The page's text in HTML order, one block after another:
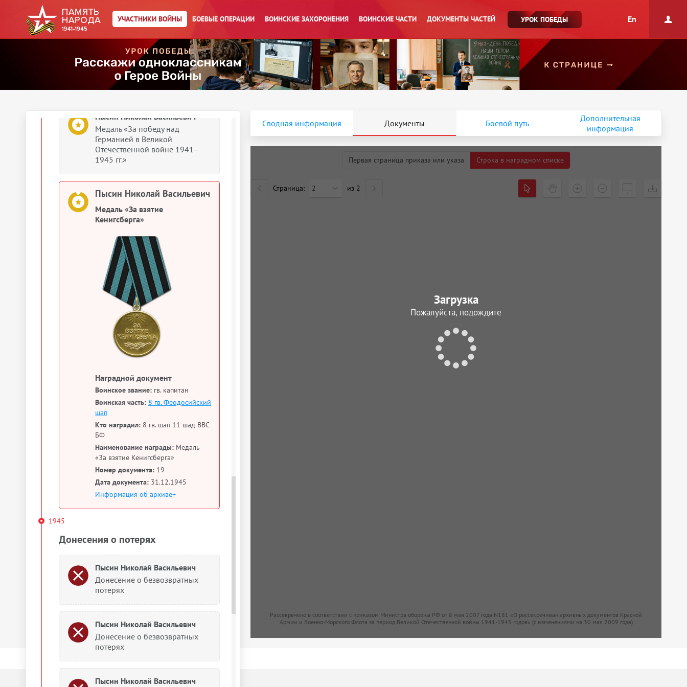
УЧАСТНИКИ ВОЙНЫ БОЕВЫЕ ОПЕРАЦИИ ВОИНСКИЕ ЗАХОРОНЕНИЯ ВОИНСКИЕ ЧАСТИ ДОКУМЕНТЫ ЧАСТЕЙ УРОК ПОБЕДЫ En
Пысин Николай Васильевич
Медаль «За взятие
Пысин Николай Васильевич
Медаль «За оборону Кавказа»
Пысин Николай Васильевич
Медаль «За победу над
Германией в Великой
Отечественной войне 1941–
1945 гг.»
Пысин Николай Васильевич
Медаль «За взятие
Кенигсберга»
Наградной документ
Воинское звание: гв. капитан
Воинская часть: 8 гв. Феодосийский
шап
Кто наградил: 8 гв. шап 11 шад ВВС
БФ
Наименование награды: Медаль
«За взятие Кенигсберга»
Номер документа: 19
Дата документа: 31.12.1945
Информация об архиве+
1945
Донесения о потерях
Пысин Николай Васильевич
Донесение о безвозвратных
потерях
Пысин Николай Васильевич
Донесение о безвозвратных
потерях
Пысин Николай Васильевич
Сводная информация Документы Боевой путь
Дополнительная
информация
Первая страница приказа или указа Строка в наградном списке
Страница: 2 из 2
Рассекречено в соответствии с приказом Министра обороны РФ от 8 мая 2007 года N181 «О рассекречиван архивных документов Красной
Армии и Военно-Морского Флота за период Великой Отечественной войны 1941-1945 годов» (с изменениями на 30 мая 2009 года)
Загрузка
Пожалуйста, подождите